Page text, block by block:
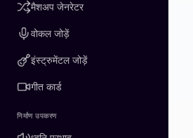
मैशअप जेनरेटर
वोकल जोड़ें
इंस्ट्रुमेंटल जोड़ें
गीत कार्ड
निर्माण उपकरण